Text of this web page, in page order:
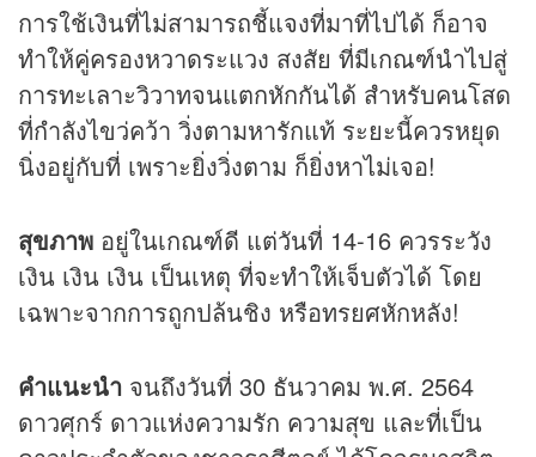
การใช้เงินที่ไม่สามารถชี้แจงที่มาที่ไปได้ ก็อาจ
ทำให้คู่ครองหวาดระแวง สงสัย ที่มีเกณฑ์นำไปสู่
การทะเลาะวิวาทจนแตกหักกันได้ สำหรับคนโสด
ที่กำลังไขว่คว้า วิ่งตามหารักแท้ ระยะนี้ควรหยุด
นิ่งอยู่กับที่ เพราะยิ่งวิ่งตาม ก็ยิ่งหาไม่เจอ!
สุขภาพ อยู่ในเกณฑ์ดี แต่วันที่ 14-16 ควรระวัง
เงิน เงิน เงิน เป็นเหตุ ที่จะทำให้เจ็บตัวได้ โดย
เฉพาะจากการถูกปล้นชิง หรือทรยศหักหลัง!
คำแนะนำ จนถึงวันที่ 30 ธันวาคม พ.ศ. 2564
ดาวศุกร์ ดาวแห่งความรัก ความสุข และที่เป็น